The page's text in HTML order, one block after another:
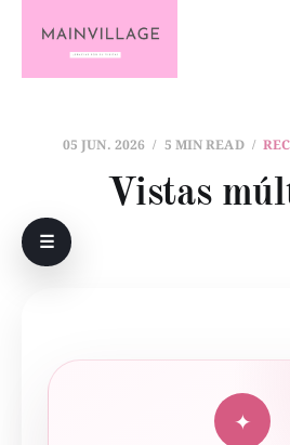
05 JUN. 2026 5 MIN READ
Vistas
☰
✦